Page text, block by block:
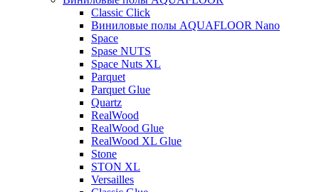
Classic Click
Виниловые полы AQUAFLOOR Nano
Space
Spase NUTS
Space Nuts XL
Parquet
Parquet Glue
Quartz
RealWood
RealWood Glue
RealWood XL Glue
Stone
STON XL
Versailles